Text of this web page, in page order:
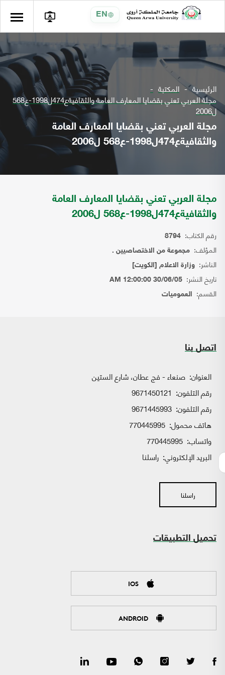
EN
الرئيسية المكتبة
مجلة العربي تعني بقضايا المعارف العامة والثقافيةع474ل1998-ع568
ل2006
مجلة العربي تعني بقضايا المعارف العامة
والثقافيةع474ل1998-ع568 ل2006
مجلة العربي تعني بقضايا المعارف العامة
والثقافيةع474ل1998-ع568 ل2006
رقم الكتاب: 8794
المؤلف: مجموعة من الاختصاصيين .
الناشر: وزارة الاعلام [الكويت]
تاريخ النشر: 30/06/05 12:00:00 AM
القسم: العموميات
اتصل بنا
العنوان: صنعاء - فج عطان، شارع الستين
رقم التلفون: 9671450121
رقم التلفون: 9671445993
هاتف محمول: 770445995
واتساب:
البريد الإلكتروني: راسلنا
راسلنا
تحميل التطبيقات
IOS
ANDROID